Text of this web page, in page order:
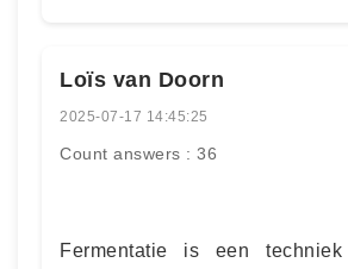
Loïs van Doorn
2025-07-17 14:45:25
Count answers : 36
Fermentatie is een